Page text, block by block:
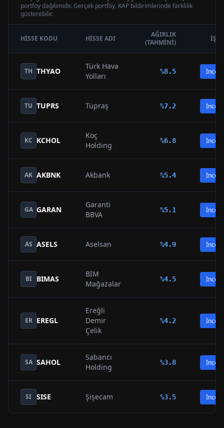
portföy dağılımıdır. Gerçek portföy, KAP bildirimlerinde farklılık
gösterebilir.
HISSE KODU HISSE ADI
AĞIRLIK
(TAHMINI)
TH THYAO
Türk Hava
Yolları
%8.5 İncele
TU TUPRS Tüpraş %7.2 İncele
KC KCHOL
Koç
Holding
%6.8 İncele
AK AKBNK Akbank %5.4 İncele
GA GARAN
Garanti
BBVA
%5.1 İncele
AS ASELS Aselsan %4.9 İncele
BI BIMAS
BİM
Mağazalar
%4.5 İncele
ER EREGL
Ereğli
Demir
Çelik
%4.2 İncele
SA SAHOL
Sabancı
Holding
%3.8 İncele
SI SISE Şişecam %3.5 İncele